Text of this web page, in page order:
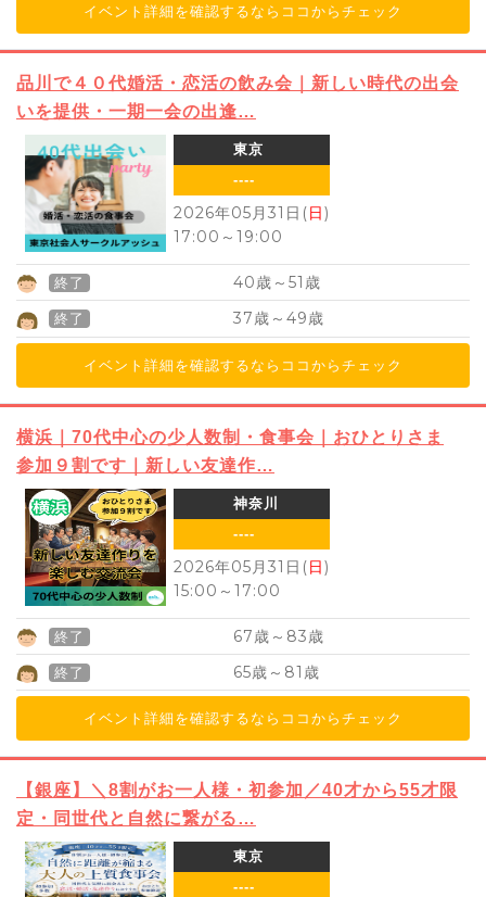
イベント詳細を確認するならココからチェック
品川で４０代婚活・恋活の飲み会｜新しい時代の出会
いを提供・一期一会の出逢…
東京
----
2026年05月31日(日)
17:00 ～ 19:00
終了 40歳～ 51 歳
終了 37歳～ 49歳
イベント詳細を確認するならココからチェック
横浜｜70代中心の少人数制・食事会｜おひとりさま
参加９割です｜新しい友達作…
神奈川
----
2026年05月31日(日)
15:00 ～ 17:00
終了 67歳～ 83歳
終了 65歳～ 81 歳
イベント詳細を確認するならココからチェック
【銀座】＼8割がお一人様・初参加／40才から55才限
定・同世代と自然に繋がる…
東京
----